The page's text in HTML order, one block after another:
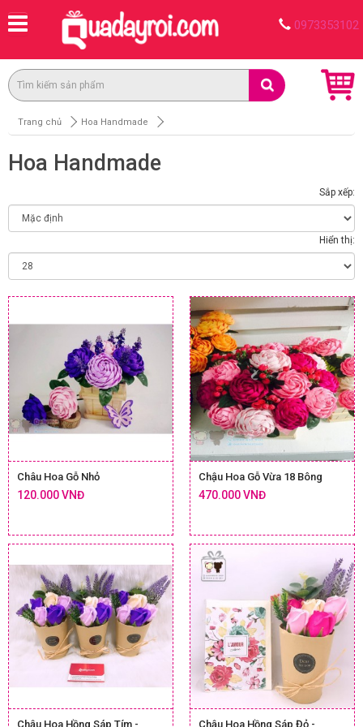
0973353102
Trang chủ Hoa Handmade
Hoa Handmade
Sắp xếp:
Hiển thị:
Châu Hoa Gỗ Nhỏ
120.000 VNĐ
Chậu Hoa Gỗ Vừa 18 Bông
470.000 VNĐ
Chậu Hoa Hồng Sáp Tím - Chậu Hoa Hồng Sáp Đỏ -